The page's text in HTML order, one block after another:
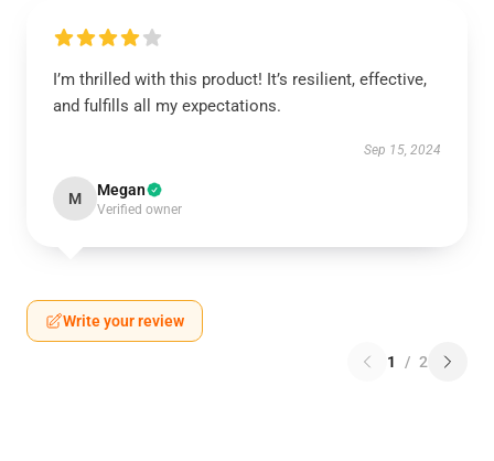
I’m thrilled with this product! It’s resilient, effective,
and fulfills all my expectations.
Sep 15, 2024
M Megan
Verified owner
Write your review
1 / 2